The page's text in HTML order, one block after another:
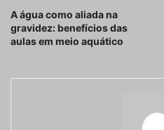
A água como aliada na
gravidez: benefícios das
aulas em meio aquático